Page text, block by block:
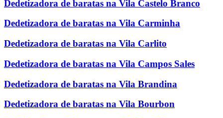
Dedetizadora de baratas na Vila Castelo Branco
Dedetizadora de baratas na Vila Carminha
Dedetizadora de baratas na Vila Carlito
Dedetizadora de baratas na Vila Campos Sales
Dedetizadora de baratas na Vila Brandina
Dedetizadora de baratas na Vila Bourbon